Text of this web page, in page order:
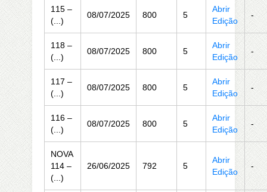
115 –
(...)
08/07/2025 800 5
Abrir
Edição
-
118 –
(...)
08/07/2025 800 5
Abrir
Edição
-
117 –
(...)
08/07/2025 800 5
Abrir
Edição
-
116 –
(...)
08/07/2025 800 5
Abrir
Edição
-
NOVA
114 –
(...)
26/06/2025 792 5
Abrir
Edição
-